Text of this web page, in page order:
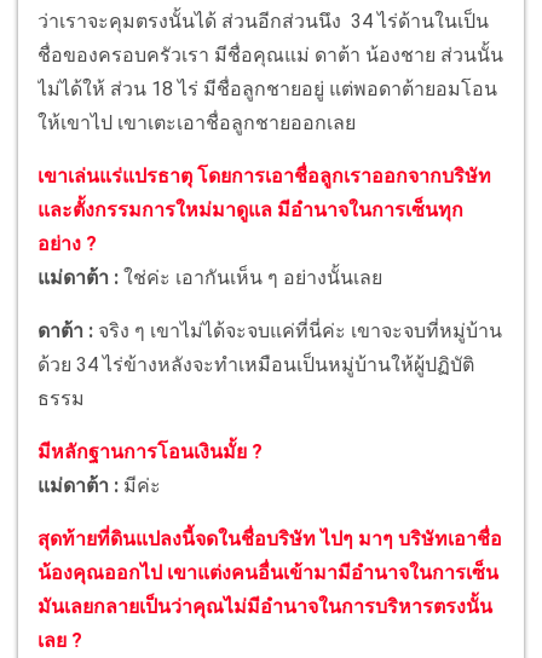
ว่าเราจะคุมตรงนั้นได้ ส่วนอีกส่วนนึง 34 ไร่ด้านในเป็น
ชื่อของครอบครัวเรา มีชื่อคุณแม่ ดาต้า น้องชาย ส่วนนั้น
ไม่ได้ให้ ส่วน 18 ไร่ มีชื่อลูกชายอยู่ แต่พอดาต้ายอมโอน
ให้เขาไป เขาเตะเอาชื่อลูกชายออกเลย
เขาเล่นแร่แปรธาตุ โดยการเอาชื่อลูกเราออกจากบริษัท
และตั้งกรรมการใหม่มาดูแล มีอำนาจในการเซ็นทุก
อย่าง ?
แม่ดาต้า : ใช่ค่ะ เอากันเห็น ๆ อย่างนั้นเลย
ดาต้า : จริง ๆ เขาไม่ได้จะจบแค่ที่นี่ค่ะ เขาจะจบที่หมู่บ้าน
ด้วย 34 ไร่ข้างหลังจะทำเหมือนเป็นหมู่บ้านให้ผู้ปฏิบัติ
ธรรม
มีหลักฐานการโอนเงินมั้ย ?
แม่ดาต้า : มีค่ะ
สุดท้ายที่ดินแปลงนี้จดในชื่อบริษัท ไปๆ มาๆ บริษัทเอาชื่อ
น้องคุณออกไป เขาแต่งคนอื่นเข้ามามีอำนาจในการเซ็น
มันเลยกลายเป็นว่าคุณไม่มีอำนาจในการบริหารตรงนั้น
เลย ?